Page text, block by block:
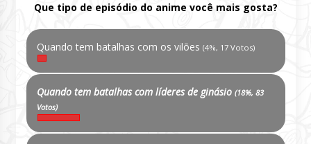
Que tipo de episódio do anime você mais gosta?
Quando tem batalhas com os vilões (4%, 17 Votos)
Quando tem batalhas com líderes de ginásio (18%, 83
Votos)